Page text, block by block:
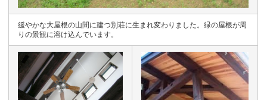
緩やかな大屋根の山間に建つ別荘に生まれ変わりました。緑の屋根が周
りの景観に溶け込んでいます。